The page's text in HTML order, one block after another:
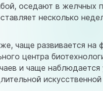
оседают в желчных
несколько
чаще развивается
центра
и чаще
искусственной